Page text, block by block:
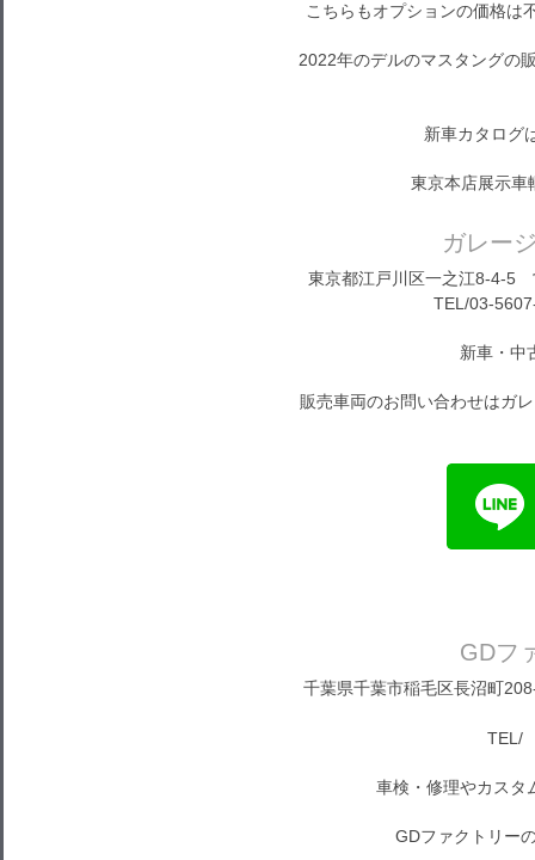
こちらもオプションの価格は
2022年のデルのマスタングの
新車カタログ
東京本店展示
ガレー
東京都江戸川区一之江8-4-5
TEL/03-
新車・中
販売車両のお問い合わせはガ
GDフ
千葉県千葉市稲毛区長沼町
TEL/
車検・修理やカスタ
GDファクトリー